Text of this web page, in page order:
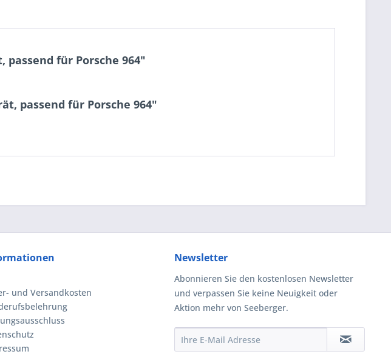
für Porsche 964"
passend für Porsche 964"
und Versandkosten
Newsletter
Abonnieren Sie den kostenlosen Newsletter
und verpassen Sie keine Neuigkeit oder
Aktion mehr von Seeberger.